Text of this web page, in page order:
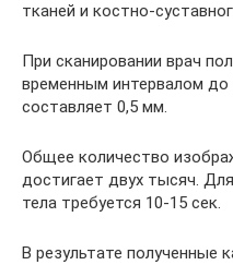
тканей и костно-
При сканировании врач
временным интервалом до
составляет 0,5 мм.
Общее количество
достигает двух тысяч.
тела требуется 10-15 сек.
В результате полученные